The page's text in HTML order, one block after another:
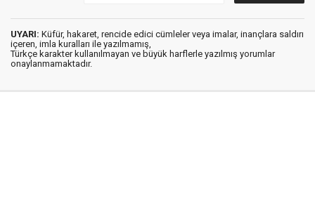
UYARI: Küfür, hakaret, rencide edici cümleler veya imalar, inançlara saldırı
içeren, imla kuralları ile yazılmamış,
Türkçe karakter kullanılmayan ve büyük harflerle yazılmış yorumlar
onaylanmamaktadır.